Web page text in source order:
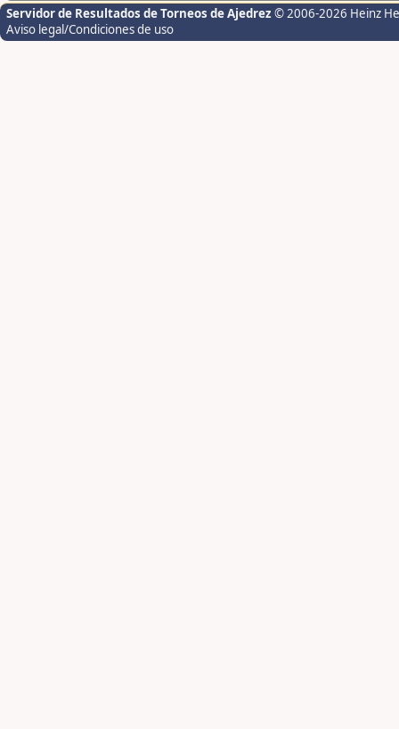
Servidor de Resultados de Torneos de Ajedrez © 2006-2026 Heinz
Aviso legal/Condiciones de uso